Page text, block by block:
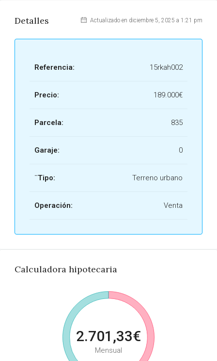
Detalles Actualizado en diciembre 5, 2025 a 1:21 pm
Referencia: 15rkah002
Precio: 189.000€
Parcela: 835
Garaje: 0
¨Tipo: Terreno urbano
Operación: Venta
Calculadora hipotecaria
2.701,33€
Mensual